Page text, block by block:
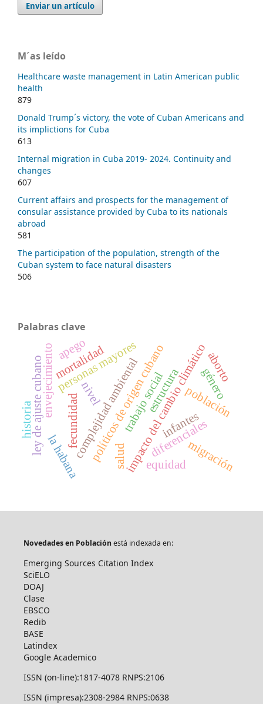
Enviar un artículo
M´as leído
Healthcare waste management in Latin American public
health
879
Donald Trump´s victory, the vote of Cuban Americans and
its implictions for Cuba
613
Internal migration in Cuba 2019- 2024. Continuity and
changes
607
Current affairs and prospects for the management of
consular assistance provided by Cuba to its nationals
abroad
581
The participation of the population, strength of the
Cuban system to face natural disasters
506
Palabras clave
complejidad ambientalimpacto del cambio climático
población
trabajo social
personas mayores
envejecimiento género
ley de ajuste cubano políticos de origen cubanodiferenciales
estructura
fecundidad
la habana
nivel
mortalidad
migración
aborto
salud
historia
equidad
infantes
apego
Novedades en Poblaciónestá indexada en:
Emerging Sources Citation Index
SciELO
DOAJ
Clase
EBSCO
Redib
BASE
Latindex
Google Academico
ISSN (on-line):1817-4078 RNPS:2106
ISSN (impresa):2308-2984 RNPS:0638